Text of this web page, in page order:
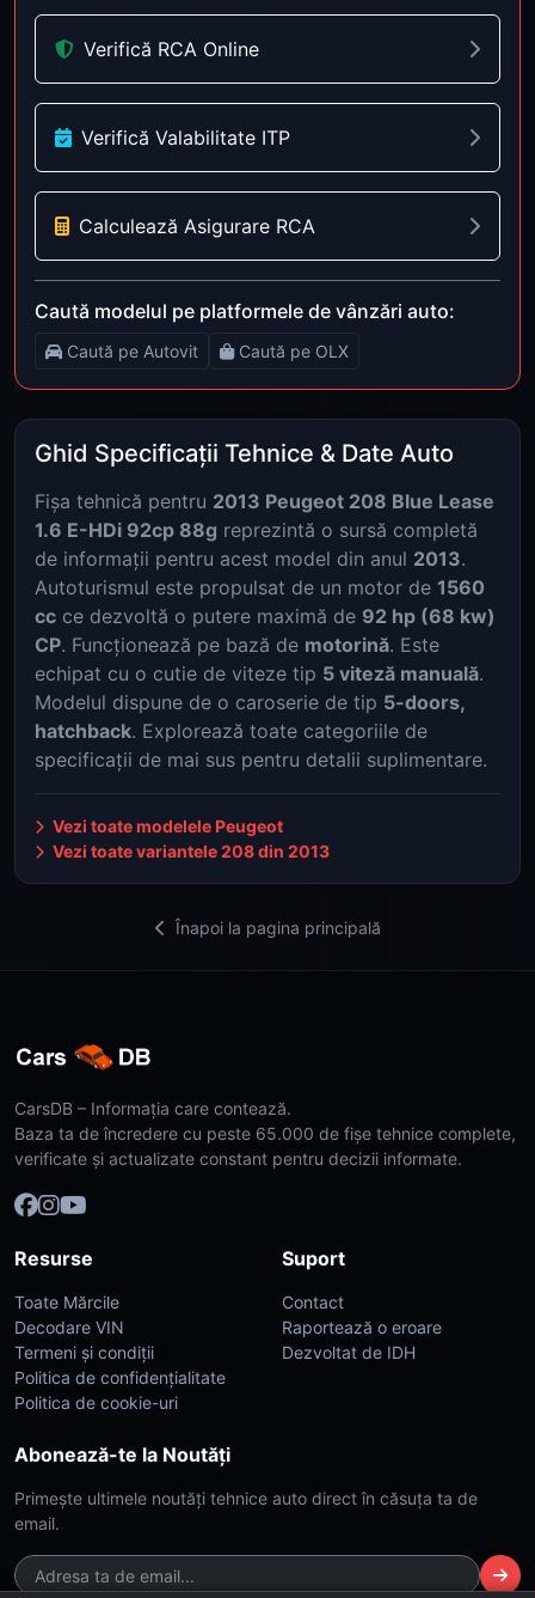
Verifică RCA Online
Verifică Valabilitate ITP
Calculează Asigurare RCA
Caută modelul pe platformele de vânzări auto:
Caută pe Autovit Caută pe OLX
Ghid Specificații Tehnice & Date Auto
Fișa tehnică pentru 2013 Peugeot 208 Blue Lease
1.6 E-HDi 92cp 88g reprezintă o sursă completă
de informații pentru acest model din anul 2013.
Autoturismul este propulsat de un motor de 1560
cc ce dezvoltă o putere maximă de 92 hp (68 kw)
CP. Funcționează pe bază de motorină. Este
echipat cu o cutie de viteze tip 5 viteză manuală.
Modelul dispune de o caroserie de tip 5-doors,
hatchback. Explorează toate categoriile de
specificații de mai sus pentru detalii suplimentare.
Vezi toate modelele Peugeot
Vezi toate variantele 208 din 2013
Înapoi la pagina principală
CarsDB – Informația care contează.
Baza ta de încredere cu peste 65.000 de fișe tehnice complete,
verificate și actualizate constant pentru decizii informate.
Resurse
Toate Mărcile
Decodare VIN
Termeni și condiții
Politica de confidențialitate
Politica de cookie-uri
Suport
Contact
Raportează o eroare
Dezvoltat de IDH
Abonează-te la Noutăți
Primește ultimele noutăți tehnice auto direct în căsuța ta de
email.